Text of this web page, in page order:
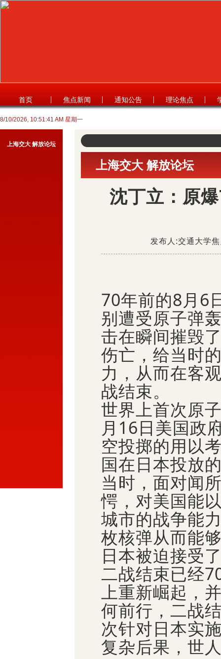
首页 焦点新闻 通知公告 理论焦点
8/10/2026, 10:51:42 AM 星期一
上海交大 解放论坛
上海交大 解放论坛
沈丁立：原
发布人:交通大学
70年前的8月6
别遭受原子弹
击在瞬间摧毁
伤亡，给当时
力，从而在客
战结束。
世界上首次原
月16日美国政
空投掷的用以
国在日本投放
当时，面对闻
愕，对美国能
城市的战争能
枚核弹从而能
日本被迫接受
二战结束已经
上重新崛起，
何前行，二战
次针对日本实
复杂后果，世